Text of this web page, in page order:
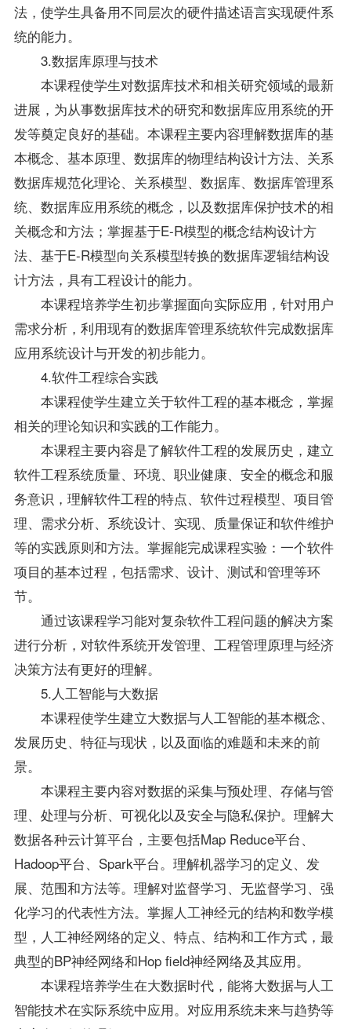
法，使学生具备用不同层次的硬件描述语言实现硬件系
统的能力。
3.数据库原理与技术
本课程使学生对数据库技术和相关研究领域的最新
进展，为从事数据库技术的研究和数据库应用系统的开
发等奠定良好的基础。本课程主要内容理解数据库的基
本概念、基本原理、数据库的物理结构设计方法、关系
数据库规范化理论、关系模型、数据库、数据库管理系
统、数据库应用系统的概念，以及数据库保护技术的相
关概念和方法；掌握基于E-R模型的概念结构设计方
法、基于E-R模型向关系模型转换的数据库逻辑结构设
计方法，具有工程设计的能力。
本课程培养学生初步掌握面向实际应用，针对用户
需求分析，利用现有的数据库管理系统软件完成数据库
应用系统设计与开发的初步能力。
4.软件工程综合实践
本课程使学生建立关于软件工程的基本概念，掌握
相关的理论知识和实践的工作能力。
本课程主要内容是了解软件工程的发展历史，建立
软件工程系统质量、环境、职业健康、安全的概念和服
务意识，理解软件工程的特点、软件过程模型、项目管
理、需求分析、系统设计、实现、质量保证和软件维护
等的实践原则和方法。掌握能完成课程实验：一个软件
项目的基本过程，包括需求、设计、测试和管理等环
节。
通过该课程学习能对复杂软件工程问题的解决方案
进行分析，对软件系统开发管理、工程管理原理与经济
决策方法有更好的理解。
5.人工智能与大数据
本课程使学生建立大数据与人工智能的基本概念、
发展历史、特征与现状，以及面临的难题和未来的前
景。
本课程主要内容对数据的采集与预处理、存储与管
理、处理与分析、可视化以及安全与隐私保护。理解大
数据各种云计算平台，主要包括Map Reduce平台、
Hadoop平台、Spark平台。理解机器学习的定义、发
展、范围和方法等。理解对监督学习、无监督学习、强
化学习的代表性方法。掌握人工神经元的结构和数学模
型，人工神经网络的定义、特点、结构和工作方式，最
典型的BP神经网络和Hop field神经网络及其应用。
本课程培养学生在大数据时代，能将大数据与人工
智能技术在实际系统中应用。对应用系统未来与趋势等